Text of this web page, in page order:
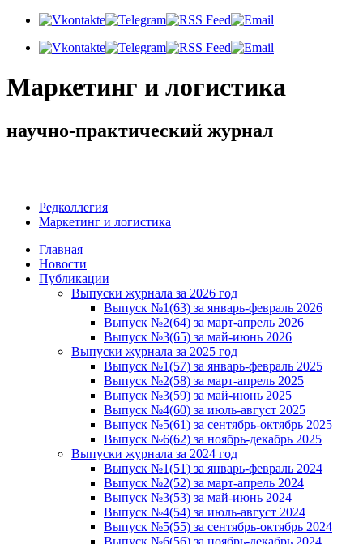
Маркетинг и логистика
научно-практический журнал
Редколлегия
Маркетинг и логистика
Главная
Новости
Публикации
Выпуски журнала за 2026 год
Выпуск №1(63) за январь-февраль 2026
Выпуск №2(64) за март-апрель 2026
Выпуск №3(65) за май-июнь 2026
Выпуски журнала за 2025 год
Выпуск №1(57) за январь-февраль 2025
Выпуск №2(58) за март-апрель 2025
Выпуск №3(59) за май-июнь 2025
Выпуск №4(60) за июль-август 2025
Выпуск №5(61) за сентябрь-октябрь 2025
Выпуск №6(62) за ноябрь-декабрь 2025
Выпуски журнала за 2024 год
Выпуск №1(51) за январь-февраль 2024
Выпуск №2(52) за март-апрель 2024
Выпуск №3(53) за май-июнь 2024
Выпуск №4(54) за июль-август 2024
Выпуск №5(55) за сентябрь-октябрь 2024
Выпуск №6(56) за ноябрь-декабрь 2024